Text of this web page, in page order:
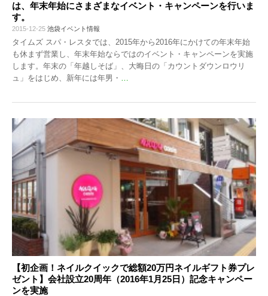
は、年末年始にさまざまなイベント・キャンペーンを行いま
す。
2015-12-25 池袋イベント情報
タイムズ スパ・レスタでは、2015年から2016年にかけての年末年始
も休まず営業し、年末年始ならではのイベント・キャンペーンを実施
します。年末の「年越しそば」、大晦日の「カウントダウンロウリ
ュ」をはじめ、新年には年男・ …
【初企画！ネイルクイックで総額20万円ネイルギフト券プレ
ゼント】会社設立20周年（2016年1月25日）記念キャンペー
ンを実施